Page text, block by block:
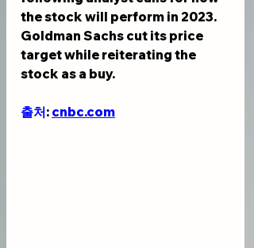
the stock will perform in 2023.
Goldman Sachs cut its price
target while reiterating the
stock as a buy.
출처: cnbc.com